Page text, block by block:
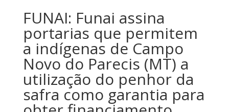
FUNAI: Funai assina
portarias que permitem
a indígenas de Campo
Novo do Parecis (MT) a
utilização do penhor da
safra como garantia para